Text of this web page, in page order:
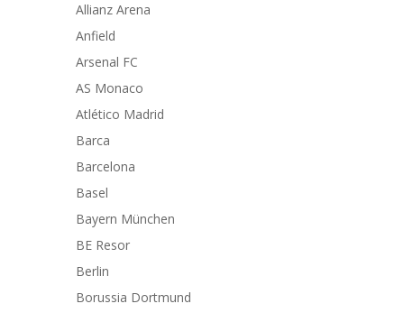
Allianz Arena
Anfield
Arsenal FC
AS Monaco
Atlético Madrid
Barca
Barcelona
Basel
Bayern München
BE Resor
Berlin
Borussia Dortmund